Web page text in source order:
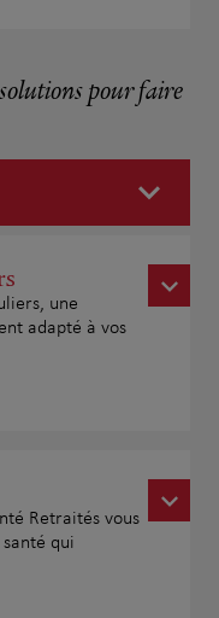
pour faire
une
adapté à vos
Retraités vous
qui